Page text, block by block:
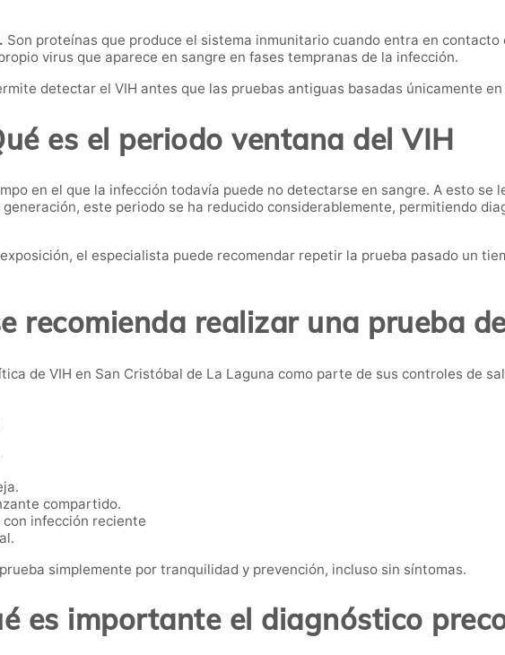
Son proteínas que produce el sistema inmunitario cuando entra en contacto
virus que aparece en sangre en fases tempranas de la infección.
detectar el VIH antes que las pruebas antiguas basadas únicamente
es el periodo ventana del VIH
en el que la infección todavía puede no detectarse en sangre. A esto se
este periodo se ha reducido considerablemente, permitiendo
el especialista puede recomendar repetir la prueba pasado un
recomienda realizar una prueba
de VIH en San Cristóbal de La Laguna como parte de sus controles de
compartido.
infección reciente
simplemente por tranquilidad y prevención, incluso sin síntomas.
es importante el diagnóstico